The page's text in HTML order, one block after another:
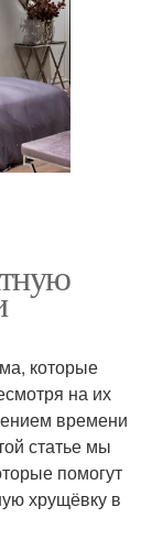
которые
на их
времени
статье мы
помогут
хрущёвку в